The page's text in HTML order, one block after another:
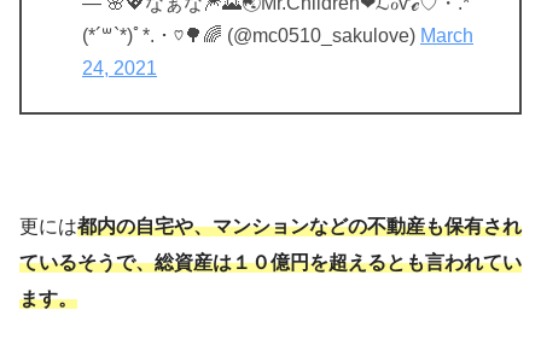
(*´꒳`*)ﾟ*.・♡🌳🌈 (@mc0510_sakulove) March
24, 2021
更には都内の自宅や、マンションなどの不動産も保有され
ているそうで、総資産は１０億円を超えるとも言われてい
ます。